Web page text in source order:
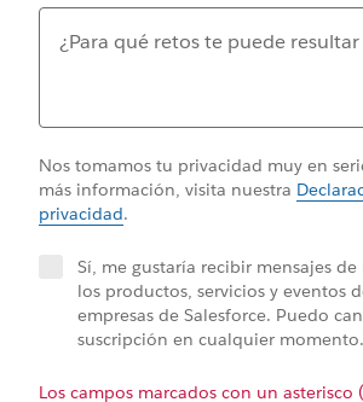
Nos tomamos tu privacidad muy en
más información, visita nuestra
privacidad.
Sí, me gustaría recibir mensajes
los productos, servicios y eventos
empresas de Salesforce. Puedo
suscripción en cualquier momento.
Los campos marcados con un asterisco